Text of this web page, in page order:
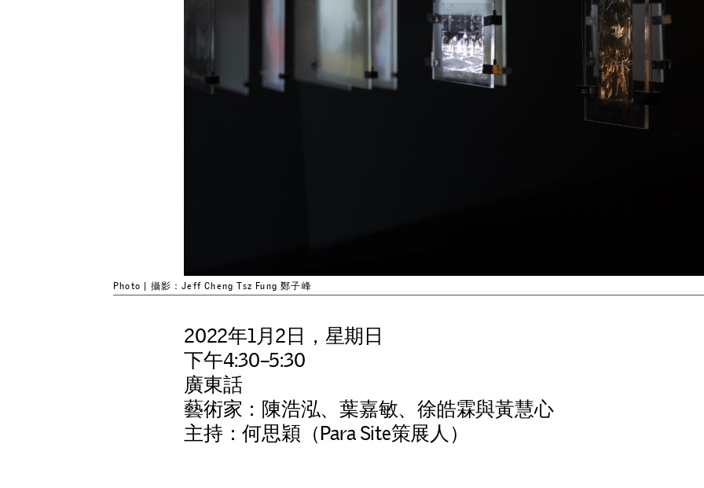
Photo | 攝影：Jeff Cheng Tsz Fung 鄭子峰
2022年1月2日，星期日
下午4:30–5:30
廣東話
藝術家：陳浩泓、葉嘉敏、徐皓霖與黃慧心
主持：何思穎（Para Site策展人）